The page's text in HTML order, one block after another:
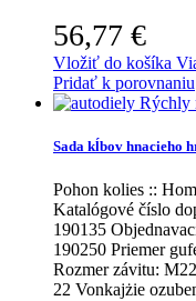
56,77 €
Vložiť do košíka
Pridať k porovnaniu
Rýchly
Sada kĺbov hnacieho
Pohon kolies ::
Katalógové číslo
190135
190250 Priemer
Rozmer závitu:
22 Vonkajżie